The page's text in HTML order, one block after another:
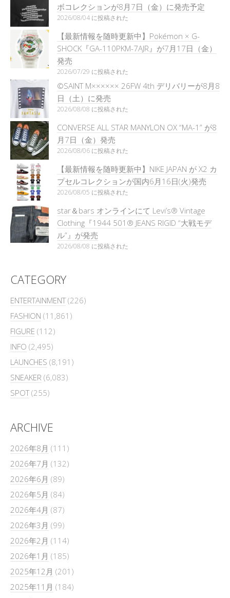
ボコレクションが8月7日（金）に発売予定
2026/08/04 に投稿された
【最新情報を随時更新中】Pokémon × G-
SHOCK『GA-110PKM-7AJR』が7月17日（金）
発売
2026/07/29 に投稿された
©SAINT M×××××× 26FW 4th デリバリーが8月8
日（土）に発売
2026/08/08 に投稿された
CONVERSE ALL STAR MANYLON OX “MA-1” が8
月7日（金）発売
2026/08/06 に投稿された
【最新情報を随時更新中】NIKE JAPAN が X2 カ
プセルコレクションが国内6月16日(火)発売
2026/08/05 に投稿された
star＆bars オンラインにて Levi’s® Vintage
Clothing『1944 501® JEANS RIGID “大戦モデ
ル”』が発売
2026/08/08 に投稿された
CATEGORY
ENTERTAINMENT(226)
FASHION (11,861)
FIGURE (112)
INFO (2,495)
LAUNCHES (8,191)
SNEAKER (6,083)
SPOT(255)
ARCHIVE
2026年8月 (111)
2026年7月 (132)
2026年6月 (89)
2026年5月 (84)
2026年4月 (87)
2026年3月 (99)
2026年2月 (114)
2026年1月 (185)
2025年12月 (201)
2025年11月 (184)